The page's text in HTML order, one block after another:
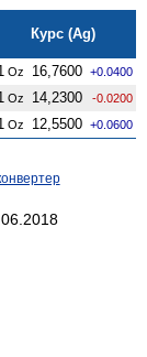
Курс (Ag)
Oz 16,7600 +0.0400
Oz 14,2300 -0.0200
Oz 12,5500 +0.0600